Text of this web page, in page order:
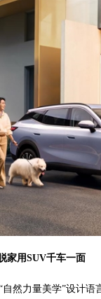
家用SUV千车一面
自然力量美学”设计